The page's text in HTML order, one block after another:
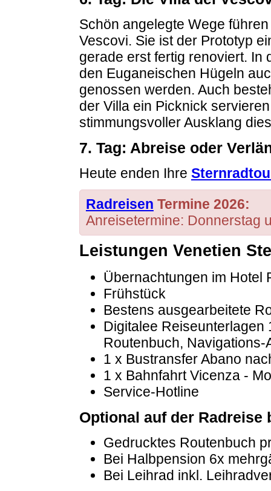
Schön angelegte Wege
Vescovi. Sie ist der Prototyp
gerade erst fertig renoviert. In
den Euganeischen Hügeln
genossen werden. Auch
der Villa ein Picknick
stimmungsvoller Ausklang
7. Tag: Abreise oder
Heute enden Ihre
Radreisen Termine 2026:
Anreisetermine: Donnerstag
Leistungen Venetien
Übernachtungen im Hotel
Frühstück
Bestens ausgearbeitete
Digitalee Reiseunterlagen
Routenbuch, Navigations-
1 x Bustransfer Abano
1 x Bahnfahrt Vicenza -
Service-Hotline
Optional auf der Radreise
Gedrucktes Routenbuch
Bei Halbpension 6x
Bei Leihrad inkl.